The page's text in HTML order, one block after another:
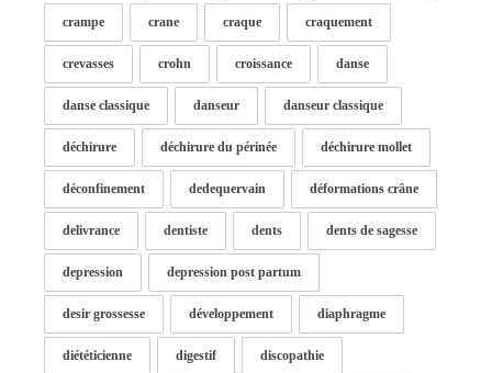
crampe crane craque craquement
crevasses crohn croissance danse
danse classique danseur danseur classique
déchirure déchirure du périnée déchirure mollet
déconfinement dedequervain déformations crâne
delivrance dentiste dents dents de sagesse
depression depression post partum
desir grossesse développement diaphragme
diététicienne digestif discopathie